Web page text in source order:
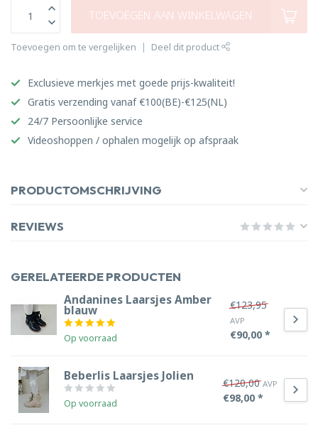
TOEVOEGEN AAN WINKELWAGEN
Toevoegen om te vergelijken Deel dit product
Exclusieve merkjes met goede prijs-kwaliteit!
Gratis verzending vanaf €100(BE)-€125(NL)
24/7 Persoonlijke service
Videoshoppen / ophalen mogelijk op afspraak
PRODUCTOMSCHRIJVING
REVIEWS
GERELATEERDE PRODUCTEN
Andanines Laarsjes Amber
blauw
Op voorraad
€123,95
AVP
€90,00 *
Beberlis Laarsjes Jolien
Op voorraad
€120,00 AVP
€98,00 *